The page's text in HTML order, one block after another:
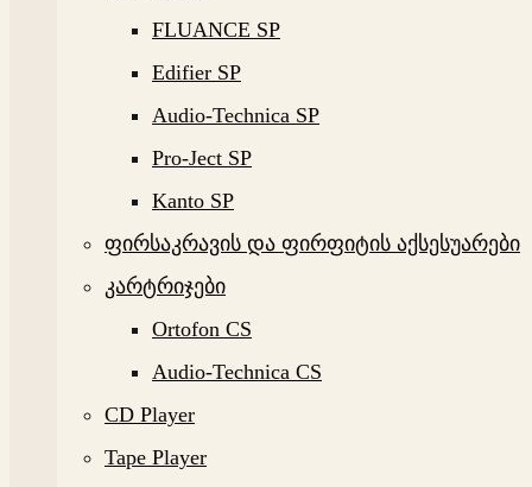
FLUANCE SP
Edifier SP
Audio-Technica SP
Pro-Ject SP
Kanto SP
ფირსაკრავის და ფირფიტის აქსესუარები
კარტრიჯები
Ortofon CS
Audio-Technica CS
CD Player
Tape Player